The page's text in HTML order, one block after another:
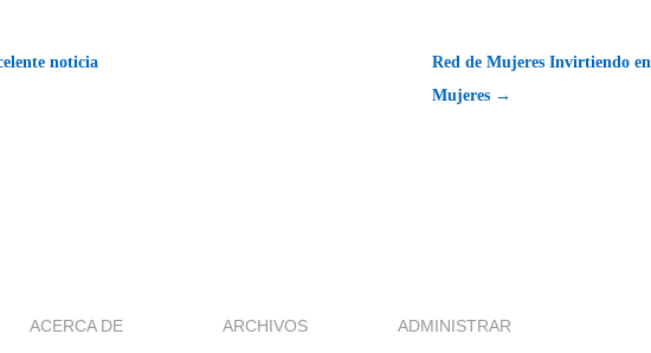
noticia
Red de Mujeres Invirtiendo en
Mujeres →
ACERCA DE ARCHIVOS ADMINISTRAR